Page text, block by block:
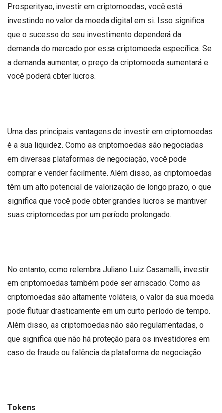
Prosperityao, investir em criptomoedas, você está
investindo no valor da moeda digital em si. Isso significa
que o sucesso do seu investimento dependerá da
demanda do mercado por essa criptomoeda específica. Se
a demanda aumentar, o preço da criptomoeda aumentará e
você poderá obter lucros.
Uma das principais vantagens de investir em criptomoedas
é a sua liquidez. Como as criptomoedas são negociadas
em diversas plataformas de negociação, você pode
comprar e vender facilmente. Além disso, as criptomoedas
têm um alto potencial de valorização de longo prazo, o que
significa que você pode obter grandes lucros se mantiver
suas criptomoedas por um período prolongado.
No entanto, como relembra Juliano Luiz Casamalli, investir
em criptomoedas também pode ser arriscado. Como as
criptomoedas são altamente voláteis, o valor da sua moeda
pode flutuar drasticamente em um curto período de tempo.
Além disso, as criptomoedas não são regulamentadas, o
que significa que não há proteção para os investidores em
caso de fraude ou falência da plataforma de negociação.
Tokens